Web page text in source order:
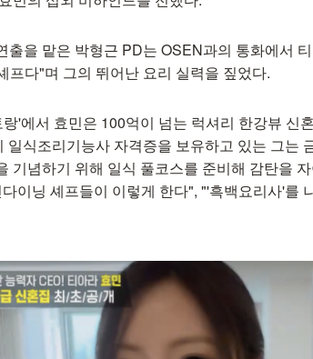
출을 맡은 박형근 PD는 OSEN과의 통화에서
프다"며 그의 뛰어난 요리 실력을 짚었다.
'에서 효민은 100억이 넘는 럭셔리 한강뷰 신
일식조리기능사 자격증을 보유하고 있는 그는
기념하기 위해 일식 풀코스를 준비해 감탄을
이닝 셰프들이 이렇게 한다", "'흑백요리사'를